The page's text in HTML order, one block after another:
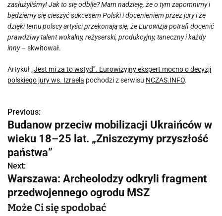
zasłużyliśmy! Jak to się odbije? Mam nadzieję, że o tym zapomnimy i
będziemy się cieszyć sukcesem Polski i docenieniem przez jury i że
dzięki temu polscy artyści przekonają się, że Eurowizja potrafi docenić
prawdziwy talent wokalny, reżyserski, produkcyjny, taneczny i każdy
inny – skwitował.
Artykuł„Jest mi za to wstyd”. Eurowizyjny ekspert mocno o decyzji
polskiego jury ws. Izraela pochodzi z serwisu NCZAS.INFO.
N
a
w
i
g
a
Previous:
Budanow przeciw mobilizacji Ukraińców w
wieku 18–25 lat. „Zniszczymy przyszłość
państwa”
Next:
Warszawa: Archeolodzy odkryli fragment
przedwojennego ogrodu MSZ
Może Ci się spodobać